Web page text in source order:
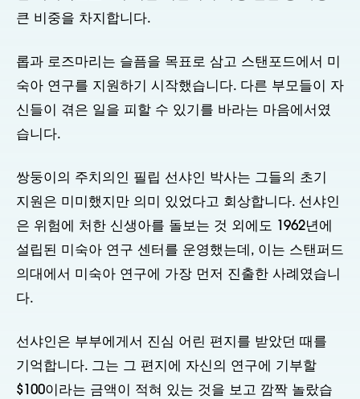
큰 비중을 차지합니다.
롭과 로즈마리는 슬픔을 목표로 삼고 스탠포드에서 미
숙아 연구를 지원하기 시작했습니다. 다른 부모들이 자
신들이 겪은 일을 피할 수 있기를 바라는 마음에서였
습니다.
쌍둥이의 주치의인 필립 선샤인 박사는 그들의 초기
지원은 미미했지만 의미 있었다고 회상합니다. 선샤인
은 위험에 처한 신생아를 돌보는 것 외에도 1962년에
설립된 미숙아 연구 센터를 운영했는데, 이는 스탠퍼드
의대에서 미숙아 연구에 가장 먼저 진출한 사례였습니
다.
선샤인은 부부에게서 진심 어린 편지를 받았던 때를
기억합니다. 그는 그 편지에 자신의 연구에 기부할
$100이라는 금액이 적혀 있는 것을 보고 깜짝 놀랐습